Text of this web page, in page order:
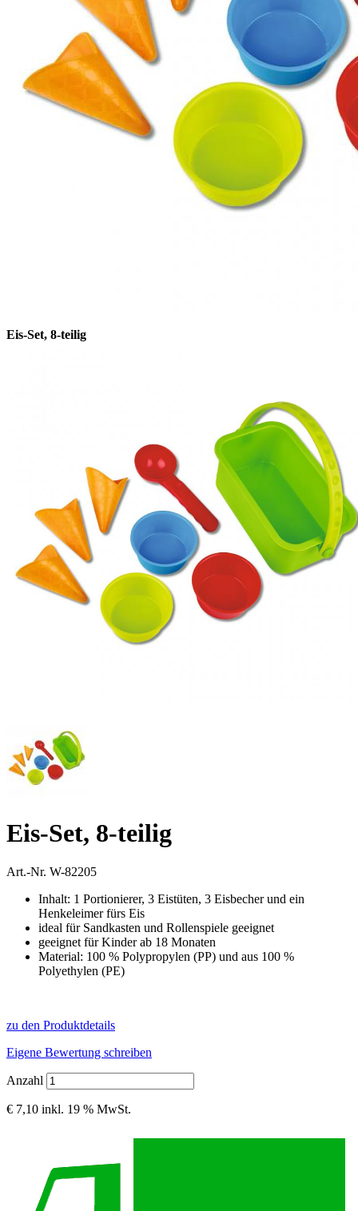
Eis-Set, 8-teilig
Eis-Set, 8-teilig
Art.-Nr. W-82205
Inhalt: 1 Portionierer, 3 Eistüten, 3 Eisbecher und ein
Henkeleimer fürs Eis
ideal für Sandkasten und Rollenspiele geeignet
geeignet für Kinder ab 18 Monaten
Material: 100 % Polypropylen (PP) und aus 100 %
Polyethylen (PE)
zu den Produktdetails
Eigene Bewertung schreiben
Anzahl
€ 7,10 inkl. 19 % MwSt.